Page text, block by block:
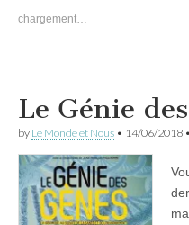
chargement…
Le Génie
by Le Monde et Nous • 14/06/2018 •